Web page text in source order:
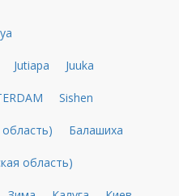
Jutiapa Juuka
Sishen
Балашиха
область)